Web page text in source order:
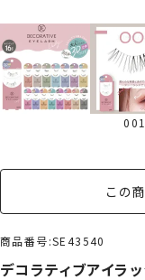
001
この
商品番号 SE43540
デコラティブアイラ